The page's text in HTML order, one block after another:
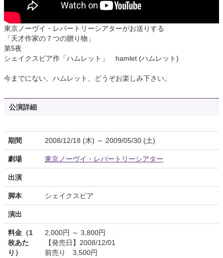
東京ノーヴイ・レパートリーシアターがお送りする
「天才作家の７つの贈り物」
第5夜
シェイクスピア作「ハムレット」 hamlet (ハムレット)
今までにない、ハムレット、どうぞお楽しみ下さい。
公演詳細
期間 2008/12/18 (木) ～ 2009/05/30 (土)
劇場 東京ノーヴイ・レパートリーシアター
出演
脚本 シェイクスピア
演出
料金（1
枚あた
り）
2,000円 ～ 3,800円
【発売日】2008/12/01
前売り 3,500円